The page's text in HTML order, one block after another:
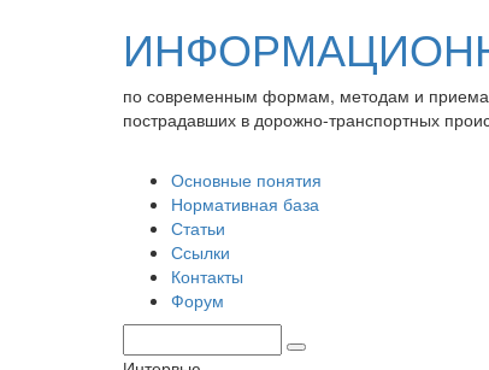
по современным формам, методам и
пострадавших в дорожно-транспортных
Основные понятия
Нормативная база
Статьи
Ссылки
Контакты
Форум